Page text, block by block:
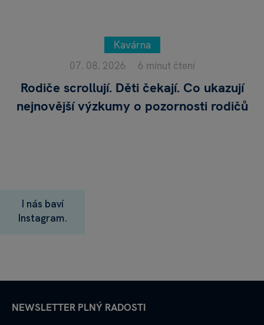
Kavárna
07. 08. 2026
6 minut čtení
Rodiče scrollují. Děti čekají. Co ukazují
nejnovější výzkumy o pozornosti rodičů
I nás baví
Instagram.
NEWSLETTER PLNÝ RADOSTI